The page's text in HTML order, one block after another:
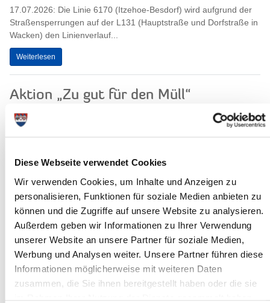
Diese Webseite verwendet Cookies
Wir verwenden Cookies, um Inhalte und Anzeigen zu
personalisieren, Funktionen für soziale Medien anbieten zu
können und die Zugriffe auf unsere Website zu analysieren.
Außerdem geben wir Informationen zu Ihrer Verwendung
unserer Website an unsere Partner für soziale Medien,
Werbung und Analysen weiter. Unsere Partner führen diese
Informationen möglicherweise mit weiteren Daten
zusammen, die Sie ihnen bereitgestellt haben oder die sie
17.07.2026: Die Linie 6170 (Itzehoe-Besdorf) wird aufgrund der
Straßensperrungen auf der L131 (Hauptstraße und Dorfstraße in
Wacken) den Linienverlauf...
Weiterlesen
Aktion „Zu gut für den Müll“
Itzehoe, 09.07.2026: Am Donnerstag, 16.07.2026, wird die Aktion
„Zu gut für den Müll“ fortgesetzt. Die beteiligten Organisationen
sind dann von 13 bis...
Weiterlesen
„Von schwimmenden Rätseln und
Gelächtern. Anne Dingkuhn im Dialog
mit Wenzel Hablik“ – neues
Ausstellungsprogramm im
Kreismuseum Prinzeßhof
Es ist ein neues und ungewohntes Ausstellungsformat: In vier